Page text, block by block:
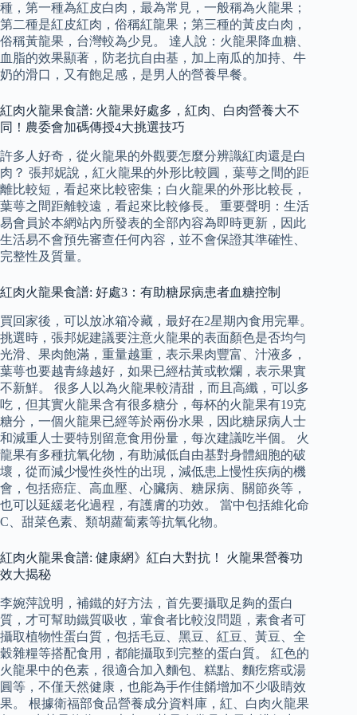
種，第一種為紅皮白肉，最為常見，一般稱為火龍果；
第二種是紅皮紅肉，俗稱紅龍果；第三種的黃皮白肉，
俗稱黃龍果，台灣較為少見。 達人說：火龍果降血糖、
血脂的效果顯著，防老抗自由基，加上南瓜的加持、牛
奶的滑口，又有飽足感，是男人的營養早餐。
紅肉火龍果食譜: 火龍果好處多，紅肉、白肉營養大不
同！農委會加碼傳授4大挑選技巧
許多人好奇，從火龍果的外觀要怎麼分辨識紅肉還是白
肉？ 張邦妮說，紅火龍果的外形比較圓，葉萼之間的距
離比較短，看起來比較密集；白火龍果的外形比較長，
葉萼之間距離較遠，看起來比較修長。 重要聲明：生活
易會員於本網站內所發表的全部內容為即時更新，因此
生活易不會預先審查任何內容，並不會保證其準確性、
完整性及質量。
紅肉火龍果食譜: 好處3：有助糖尿病患者血糖控制
買回家後，可以放冰箱冷藏，最好在2星期內食用完畢。
挑選時，張邦妮建議要注意火龍果的表面顏色是否均勻
光滑、果肉飽滿，重量越重，表示果肉豐富、汁液多，
葉萼也要越青綠越好，如果已經枯黃或軟爛，表示果實
不新鮮。 很多人以為火龍果較清甜，而且高纖，可以多
吃，但其實火龍果含有很多糖分，每杯的火龍果有19克
糖分，一個火龍果已經等於兩份水果，因此糖尿病人士
和減重人士要特別留意食用份量，每次建議吃半個。 火
龍果有多種抗氧化物，有助減低自由基對身體細胞的破
壞，從而減少慢性炎性的出現，減低患上慢性疾病的機
會，包括癌症、高血壓、心臟病、糖尿病、關節炎等，
也可以延緩老化過程，有護膚的功效。 當中包括維化命
C、甜菜色素、類胡蘿蔔素等抗氧化物。
紅肉火龍果食譜: 健康網》紅白大對抗！ 火龍果營養功
效大揭秘
李婉萍說明，補鐵的好方法，首先要攝取足夠的蛋白
質，才可幫助鐵質吸收，葷食者比較沒問題，素食者可
攝取植物性蛋白質，包括毛豆、黑豆、紅豆、黃豆、全
穀雜糧等搭配食用，都能攝取到完整的蛋白質。 紅色的
火龍果中的色素，很適合加入麵包、糕點、麵疙瘩或湯
圓等，不僅天然健康，也能為手作佳餚增加不少吸睛效
果。 根據衛福部食品營養成分資料庫，紅、白肉火龍果